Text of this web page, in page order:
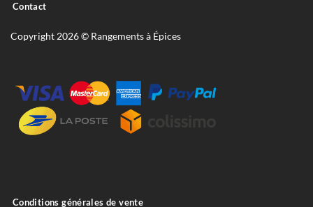
Contact
Copyright 2026 © Rangements à Épices
Conditions générales de vente